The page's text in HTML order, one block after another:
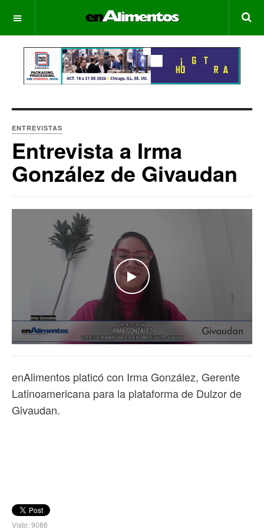
OFF CANVAS
ENTREVISTAS
Entrevista a Irma
González de Givaudan
WATCH THE VIDEO
enAlimentos platicó con Irma González, Gerente
Latinoamericana para la plataforma de Dulzor de
Givaudan.
Visto: 9086